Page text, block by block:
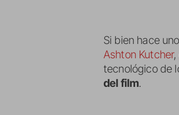
Si bien hace
Ashton Kutcher,
tecnológico de
del film.